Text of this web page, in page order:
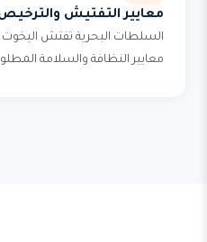
معايير التفتيش
السلطات البحرية تفتش
معايير النظافة والسلامة